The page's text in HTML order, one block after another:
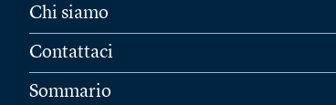
Chi siamo
Contattaci
Sommario